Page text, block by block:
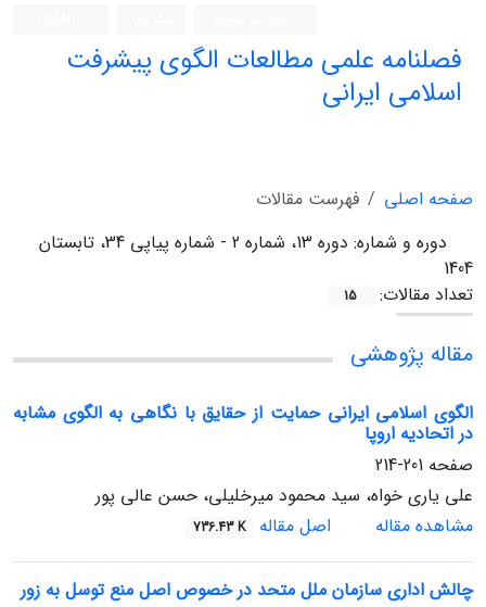
فصلنامه علمی مطالعات الگوی پیشرفت
اسلامی ایرانی
صفحه اصلی
فهرست مقالات
دوره و شماره:
دوره 13، شماره 2 - شماره پیاپی 34، تابستان
1404
تعداد مقالات:
15
مقاله پژوهشی
الگوی اسلامی ایرانی حمایت از حقایق با نگاهی به الگوی مشابه
در اتحادیه اروپا
صفحه 201-214
علی یاری خواه، سید محمود میرخلیلی، حسن عالی پور
مشاهده مقاله
اصل مقاله 736.43 K
چالش اداری سازمان ملل متحد در خصوص اصل منع توسل به زور